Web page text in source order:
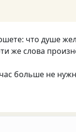
что душе
же слова
больше не